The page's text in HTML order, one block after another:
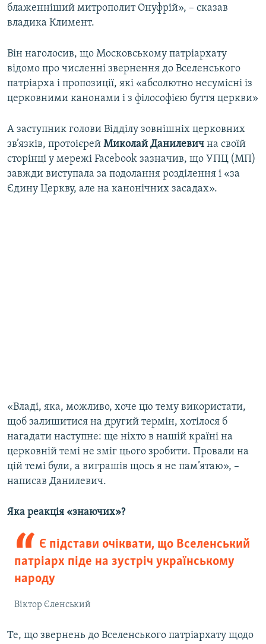
блаженніший митрополит Онуфрій», – сказав
владика Климент.
Він наголосив, що Московському патріархату
відомо про численні звернення до Вселенського
патріарха і пропозиції, які «абсолютно несумісні із
церковними канонами і з філософією буття церкви»
А заступник голови Відділу зовнішніх церковних
зв’язків, протоієрей Миколай Данилевич на своїй
сторінці у мережі Facebook зазначив, що УПЦ (МП)
завжди виступала за подолання розділення і «за
Єдину Церкву, але на канонічних засадах».
«Владі, яка, можливо, хоче цю тему використати,
щоб залишитися на другий термін, хотілося б
нагадати наступне: ще ніхто в нашій країні на
церковній темі не зміг цього зробити. Провали на
цій темі були, а виграшів щось я не пам’ятаю», –
написав Данилевич.
Яка реакція «знаючих»?
Є підстави очіквати, що Вселенський
патріарх піде на зустріч українському
народу
Віктор Єленський
Те, що звернень до Вселенського патріархату щодо